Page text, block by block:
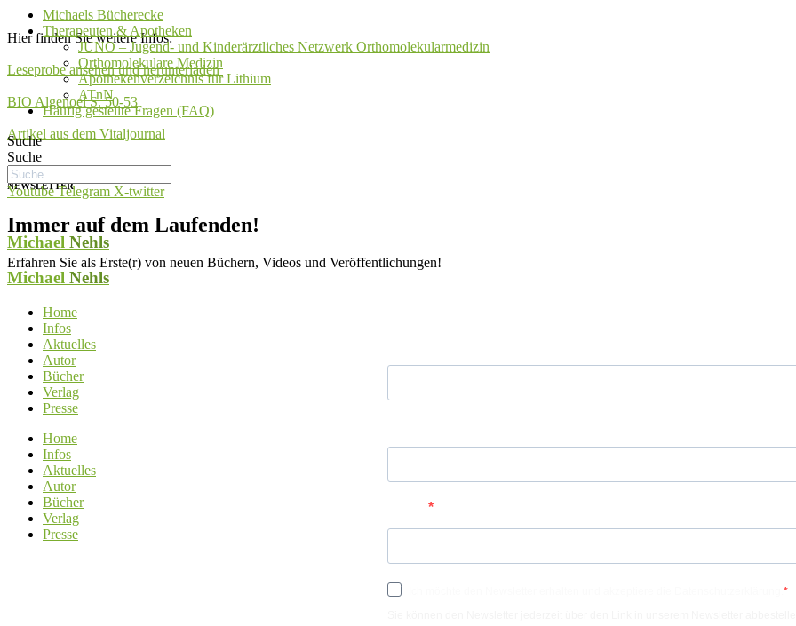
Michaels Bücherecke
Therapeuten & Apotheken
JUNO – Jugend- und Kinderärztliches Netzwerk Orthomolekularmedizin
Orthomolekulare Medizin
Apothekenverzeichnis für Lithium
ATnN
Häufig gestellte Fragen (FAQ)
Suche
Suche
Youtube Telegram X-twitter
Michael Nehls
Michael Nehls
Home
Infos
Aktuelles
Autor
Bücher
Verlag
Presse
Home
Infos
Aktuelles
Autor
Bücher
Verlag
Presse
Hier finden Sie weitere Infos:
Leseprobe ansehen und herunterladen
BIO Algenoel S. 50-53
Artikel aus dem Vitaljournal
NEWSLETTER
Immer auf dem Laufenden!
Erfahren Sie als Erste(r) von neuen Büchern, Videos und Veröffentlichungen!